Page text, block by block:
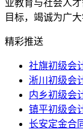
业教育与社会人
目标，竭诚为广大
精彩推送
社旗初级会
淅川初级会
内乡初级会
镇平初级会
长安定金合